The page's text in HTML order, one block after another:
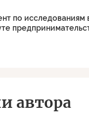
по
автора